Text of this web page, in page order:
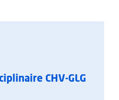
CHV-GLG